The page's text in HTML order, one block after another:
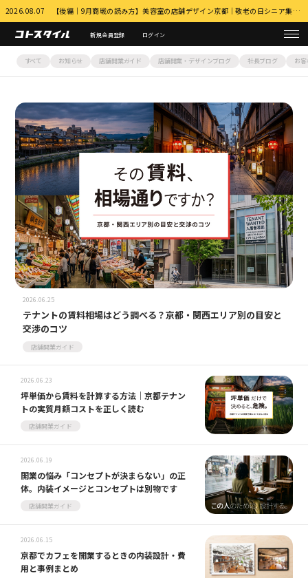
2026.08.07 【後編｜9月商戦の読み方】美容室の店舗デザイン京都｜敬老の日シニア集客とふるさと納税・MEO対策 詳細はこちら
新規会員登録 ログイン
すべて お知らせ 店舗開業ガイド 店舗開業・デザインブログ 社長ブログ お
2026.06.25
テナントの賃料相場はどう調べる？京都・関西エリア別の目安と
交渉のコツ
店舗開業ガイド
2026.06.23
坪単価から賃料を計算する方法｜京都テナン
トの実質月額コストを正しく読む
店舗開業ガイド
2026.06.19
開業の悩み「コンセプトが決まらない」の正
体。内装イメージとコンセプトは別物です
店舗開業ガイド
2026.06.15
京都でカフェを開業するときの内装設計・費
用と事例まとめ